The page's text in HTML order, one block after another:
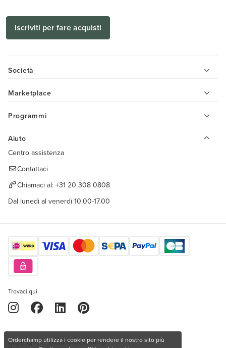
Iscriviti per fare acquisti
Società
Marketplace
Programmi
Aiuto
Centro assistenza
Contattaci
Chiamaci al: +31 20 308 0808
Dal lunedì al venerdì 10.00-17.00
Trovaci qui
Copyright © 2026 Orderchamp
Orderchamp utilizza i cookie per rendere il nostro sito più